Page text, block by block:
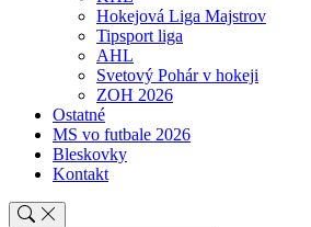
Hokejová Liga Majstrov
Tipsport liga
AHL
Svetový Pohár v hokeji
ZOH 2026
Ostatné
MS vo futbale 2026
Bleskovky
Kontakt